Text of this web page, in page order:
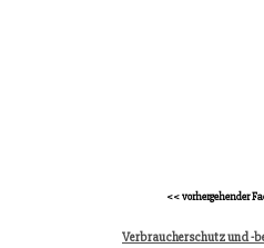
<< vorhergehender
Verbraucherschutz und -